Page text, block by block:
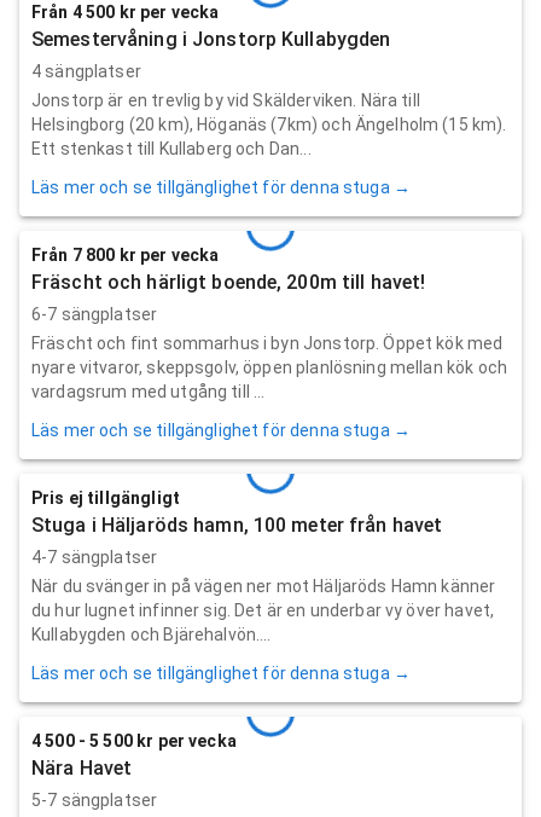
Från 4 500 kr per vecka
Semestervåning i Jonstorp Kullabygden
4 sängplatser
Jonstorp är en trevlig by vid Skälderviken. Nära till
Helsingborg (20 km), Höganäs (7km) och Ängelholm (15 km).
Ett stenkast till Kullaberg och Dan...
Läs mer och se tillgänglighet för denna stuga →
Från 7 800 kr per vecka
Fräscht och härligt boende, 200m till havet!
6-7 sängplatser
Fräscht och fint sommarhus i byn Jonstorp. Öppet kök med
nyare vitvaror, skeppsgolv, öppen planlösning mellan kök och
vardagsrum med utgång till ...
Läs mer och se tillgänglighet för denna stuga →
Pris ej tillgängligt
Stuga i Häljaröds hamn, 100 meter från havet
4-7 sängplatser
När du svänger in på vägen ner mot Häljaröds Hamn känner
du hur lugnet infinner sig. Det är en underbar vy över havet,
Kullabygden och Bjärehalvön....
Läs mer och se tillgänglighet för denna stuga →
4 500 - 5 500 kr per vecka
Nära Havet
5-7 sängplatser